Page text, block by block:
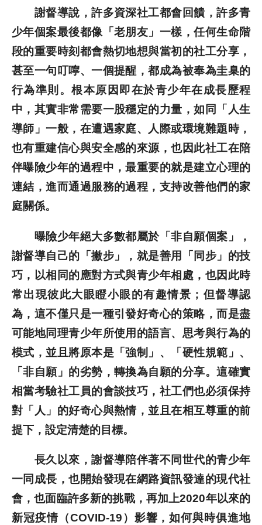
謝督導說，許多資深社工都會回饋，許多青
少年個案最後都像「老朋友」一樣，任何生命階
段的重要時刻都會熱切地想與當初的社工分享，
甚至一句叮嚀、一個提醒，都成為被奉為圭臬的
行為準則。根本原因即在於青少年在成長歷程
中，其實非常需要一股穩定的力量，如同「人生
導師」一般，在遭遇家庭、人際或環境難題時，
也有重建信心與安全感的來源，也因此社工在陪
伴曝險少年的過程中，最重要的就是建立心理的
連結，進而通過服務的過程，支持改善他們的家
庭關係。
曝險少年絕大多數都屬於「非自願個案」，
謝督導自己的「撇步」，就是善用「同步」的技
巧，以相同的應對方式與青少年相處，也因此時
常出現彼此大眼瞪小眼的有趣情景；但督導認
為，這不僅只是一種引發好奇心的策略，而是盡
可能地同理青少年所使用的語言、思考與行為的
模式，並且將原本是「強制」、「硬性規範」、
「非自願」的劣勢，轉換為自願的分享。這確實
相當考驗社工員的會談技巧，社工們也必須保持
對「人」的好奇心與熱情，並且在相互尊重的前
提下，設定清楚的目標。
長久以來，謝督導陪伴著不同世代的青少年
一同成長，也開始發現在網路資訊發達的現代社
會，也面臨許多新的挑戰，再加上2020年以來的
新冠疫情（COVID-19）影響，如何與時俱進地